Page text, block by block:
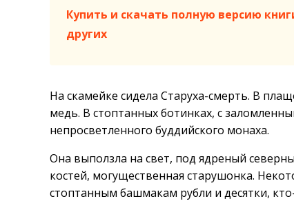
Купить и скачать полную версию
других
На скамейке сидела Старуха-смерть. В
медь. В стоптанных ботинках, с
непросветленного буддийского монаха.
Она выползла на свет, под ядреный
костей, могущественная старушонка.
стоптанным башмакам рубли и десятки,